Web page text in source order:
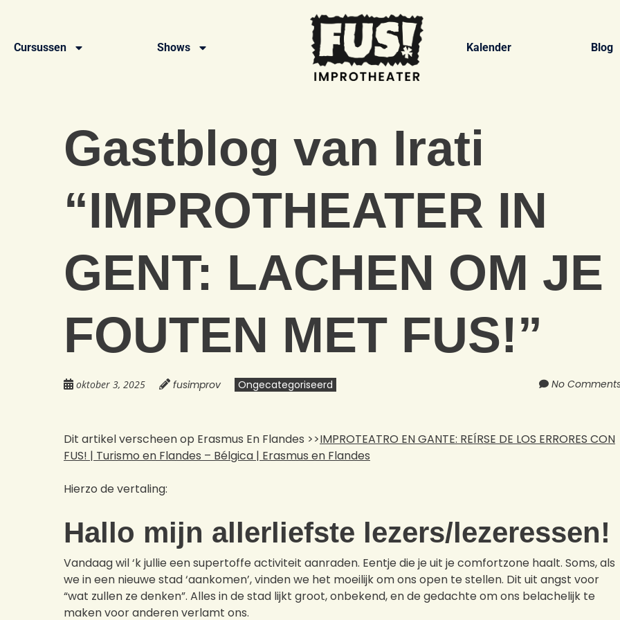
Cursussen Shows Kalender Blog
Gastblog van Irati
“IMPROTHEATER IN
GENT: LACHEN OM JE
FOUTEN MET FUS!”
oktober 3, 2025 fusimprov Ongecategoriseerd No
Dit artikel verscheen op Erasmus En Flandes >>IMPROTEATRO EN GANTE: REÍRSE DE LOS ERRORES CON
FUS! | Turismo en Flandes – Bélgica | Erasmus en Flandes
Hierzo de vertaling:
Hallo mijn allerliefste lezers/lezeressen!
Vandaag wil ‘k jullie een supertoffe activiteit aanraden. Eentje die je uit je comfortzone haalt. Soms, als
we in een nieuwe stad ‘aankomen’, vinden we het moeilijk om ons open te stellen. Dit uit angst voor
“wat zullen ze denken”. Alles in de stad lijkt groot, onbekend, en de gedachte om ons belachelijk te
maken voor anderen verlamt ons.